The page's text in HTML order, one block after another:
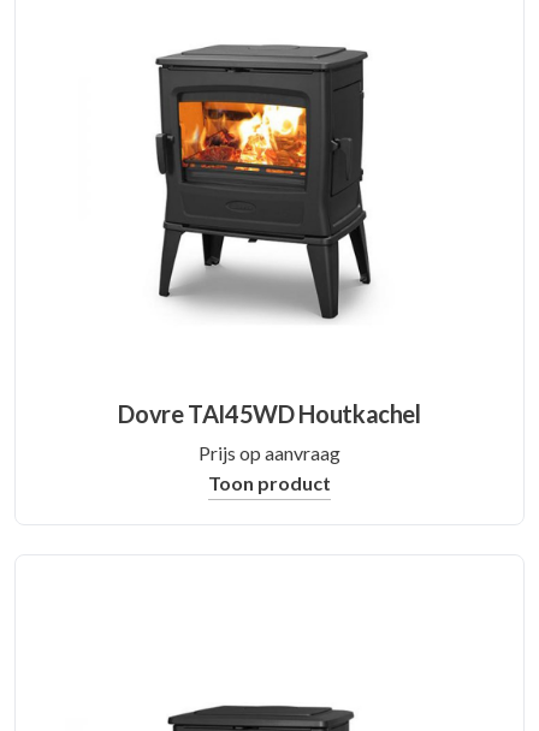
Dovre TAI45WD Houtkachel
Prijs op aanvraag
Toon product